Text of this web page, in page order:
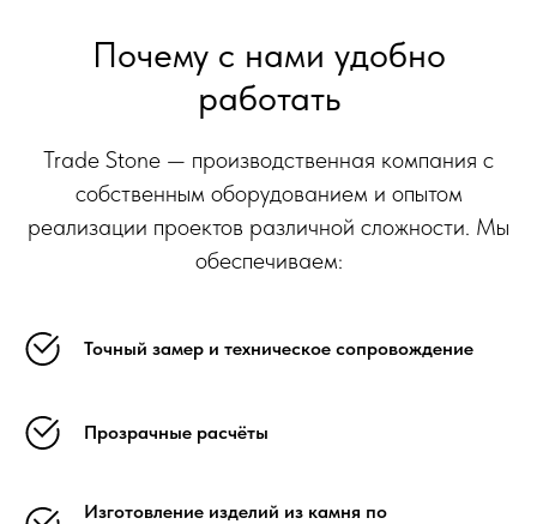
Почему с нами удобно
работать
Trade Stone — производственная компания с
собственным оборудованием и опытом
реализации проектов различной сложности. Мы
обеспечиваем:
Точный замер и техническое сопровождение
Прозрачные расчёты
Изготовление изделий из камня по